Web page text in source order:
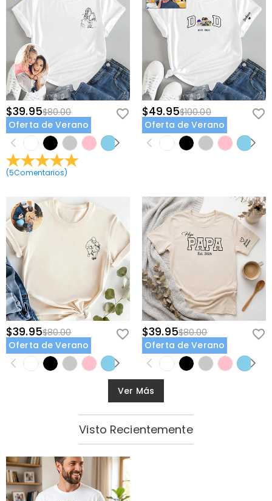
$39.95$80.00
Oferta de Verano
(5Comentarios)
$49.95$100.00
Oferta de Verano
$39.95$80.00
Oferta de Verano
$39.95$80.00
Oferta de Verano
Ver Más
Visto Recientemente